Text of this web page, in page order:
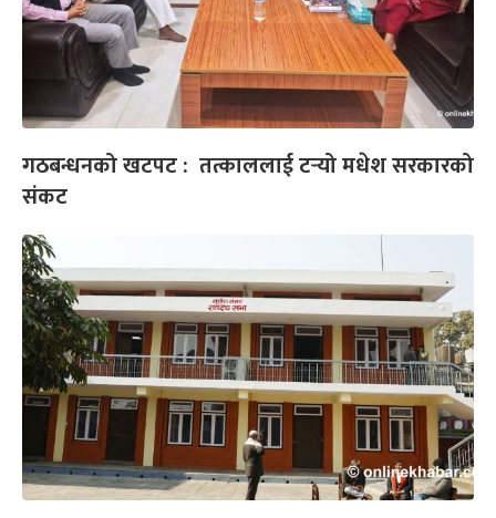
गठबन्धनको खटपट : तत्काललाई टर्‍यो मधेश सरकारको
संकट